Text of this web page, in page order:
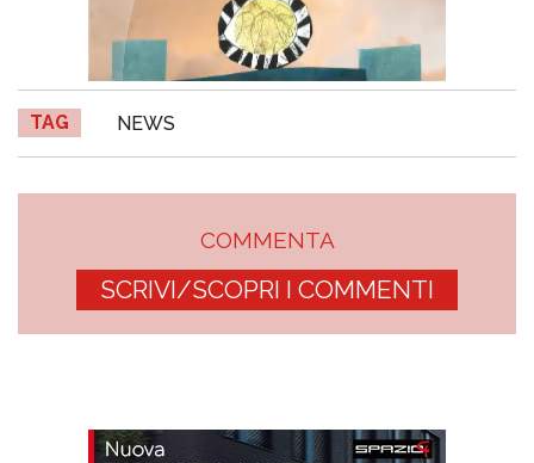
TAG NEWS
COMMENTA
SCRIVI/SCOPRI I COMMENTI